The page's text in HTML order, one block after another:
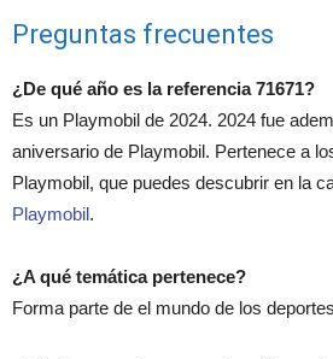
Preguntas frecuentes
¿De qué año es la referencia 71671?
Es un Playmobil de 2024. 2024 fue
aniversario de Playmobil. Pertenece a
Playmobil, que puedes descubrir en la
Playmobil.
¿A qué temática pertenece?
Forma parte de el mundo de los